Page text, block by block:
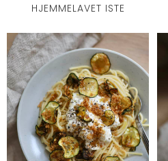
HJEMMELAVET ISTE